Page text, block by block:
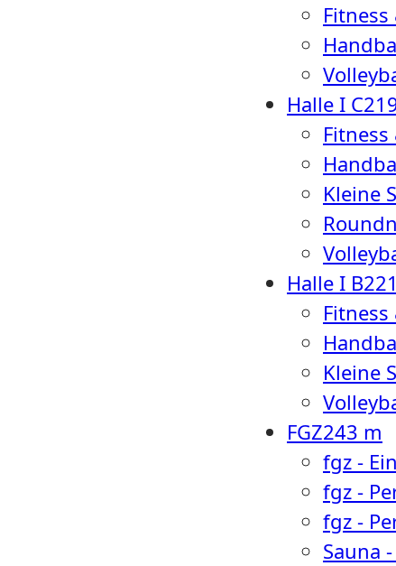
Fitness
Halle I C
Fitness
Kleine
Halle I B
Fitness
Kleine
FGZ243 m
fgz -
fgz -
fgz -
Sauna